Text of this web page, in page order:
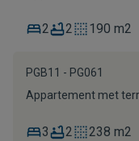
2 2 190 m2
PGB11 - PG061
Appartement met
3 2 238 m2